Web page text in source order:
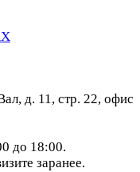
д. 11, стр. 22, офис
до 18:00.
заранее.